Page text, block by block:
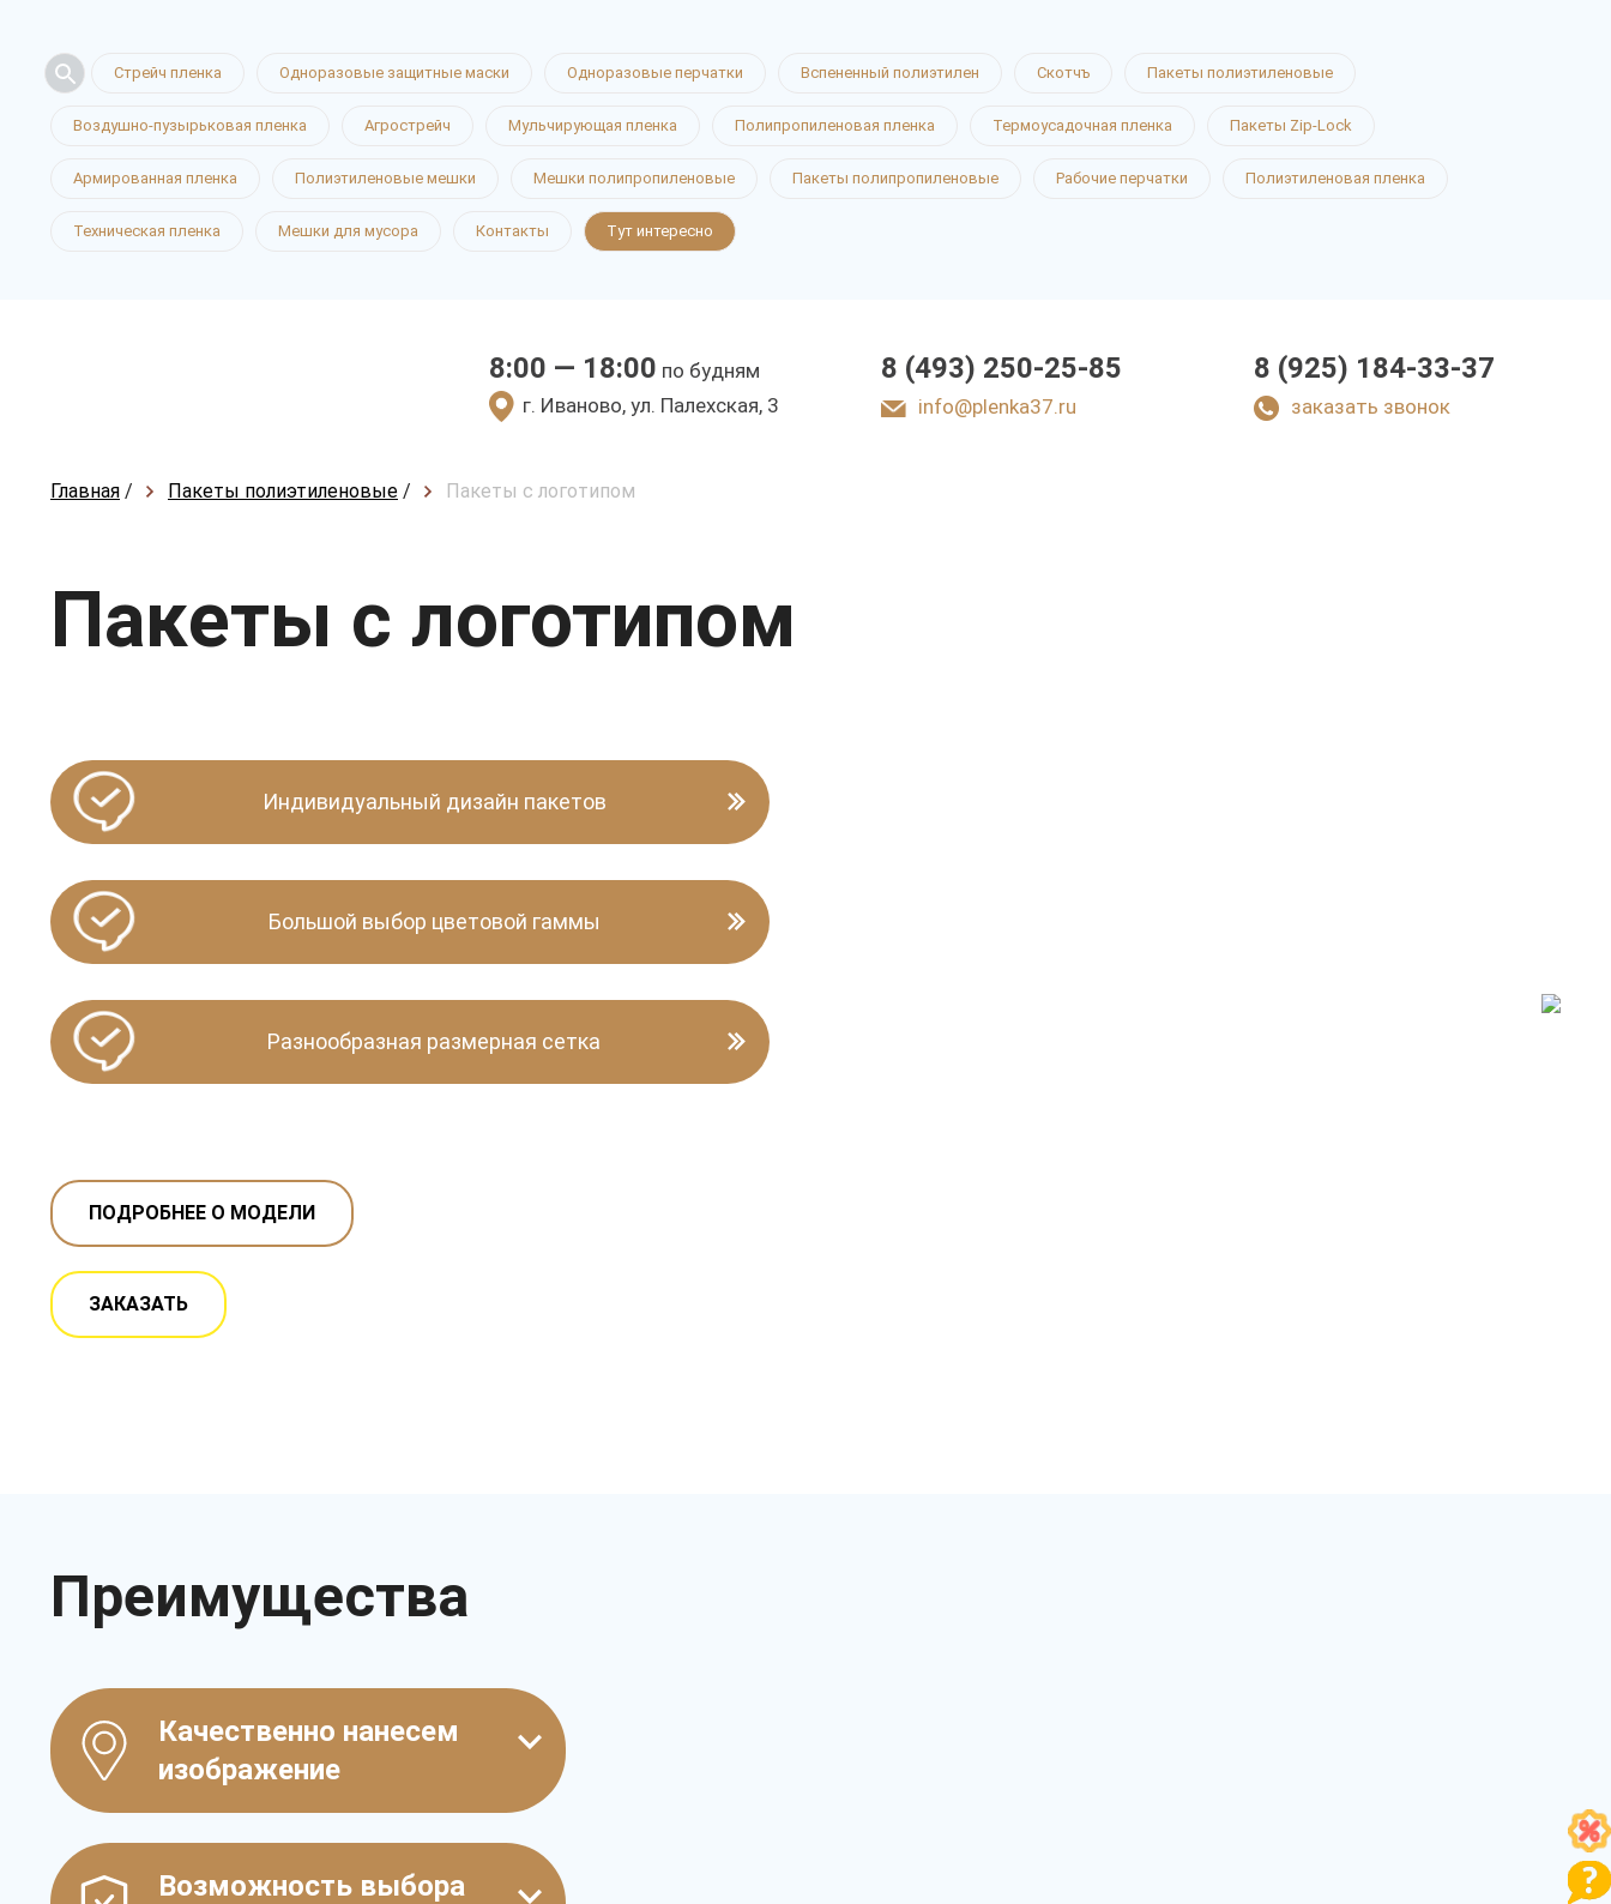
Стрейч пленка Одноразовые защитные маски Одноразовые перчатки Вспененный полиэтилен Скотчъ Пакеты полиэтиленовые
Воздушно-пузырьковая пленка Агрострейч Мульчирующая пленка Полипропиленовая пленка Термоусадочная пленка Пакеты Zip-Lock
Армированная пленка Полиэтиленовые мешки Мешки полипропиленовые Пакеты полипропиленовые Рабочие перчатки Полиэтиленовая пленка
Техническая пленка Мешки для мусора Контакты Тут интересно
8:00 — 18:00 по будням
г. Иваново, ул. Палехская, 3
8 (493) 250-25-85
info@plenka37.ru
8 (925) 184-33-37
заказать звонок
Главная / Пакеты полиэтиленовые / Пакеты с логотипом
Пакеты с логотипом
Индивидуальный дизайн пакетов
Большой выбор цветовой гаммы
Разнообразная размерная сетка
ПОДРОБНЕЕ О МОДЕЛИ
ЗАКАЗАТЬ
Преимущества
Качественно нанесем
изображение
Возможность выбора